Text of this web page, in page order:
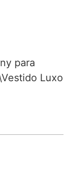
para
Luxo